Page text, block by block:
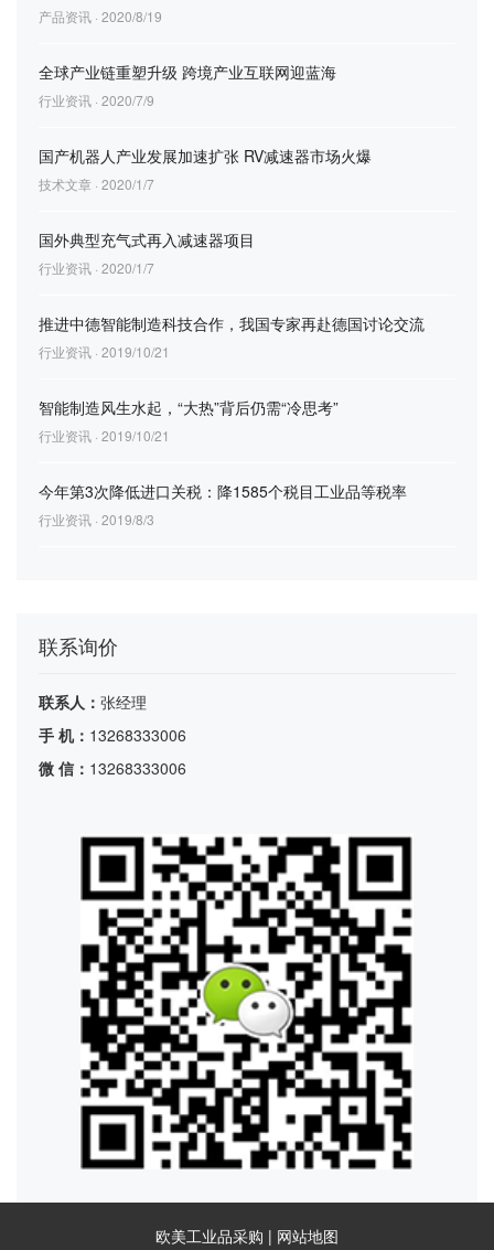
产品资讯 · 2020/8/19
全球产业链重塑升级 跨境产业互联网迎蓝海
行业资讯 · 2020/7/9
国产机器人产业发展加速扩张 RV减速器市场火爆
技术文章 · 2020/1/7
国外典型充气式再入减速器项目
行业资讯 · 2020/1/7
推进中德智能制造科技合作，我国专家再赴德国讨论交流
行业资讯 · 2019/10/21
智能制造风生水起，“大热”背后仍需“冷思考”
行业资讯 · 2019/10/21
今年第3次降低进口关税：降1585个税目工业品等税率
行业资讯 · 2019/8/3
联系询价
联系人： 张经理
手 机： 13268333006
微 信： 13268333006
欧美工业品采购 | 网站地图